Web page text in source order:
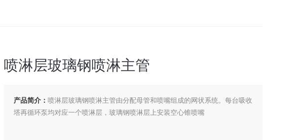
喷淋层玻璃钢喷淋主管
产品简介：喷淋层玻璃钢喷淋主管由分配母管和喷嘴组成的网状系统。每台吸收
塔再循环泵均对应一个喷淋层，玻璃钢喷淋层上安装空心锥喷嘴